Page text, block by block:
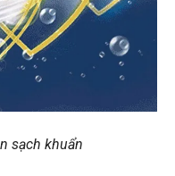
sạch khuẩn